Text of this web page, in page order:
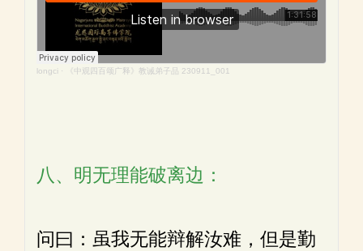
longci · 《中观四百颂广释》教诫弟子品 230911_001
八、明无理能破离边：
问曰：虽我无能辩解汝难，但是勤